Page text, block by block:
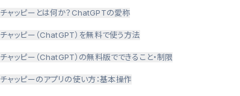
チャッピーとは何か？ChatGPTの愛称
チャッピー（ChatGPT）を無料で使う方法
チャッピー（ChatGPT）の無料版でできること・制限
チャッピーのアプリの使い方：基本操作